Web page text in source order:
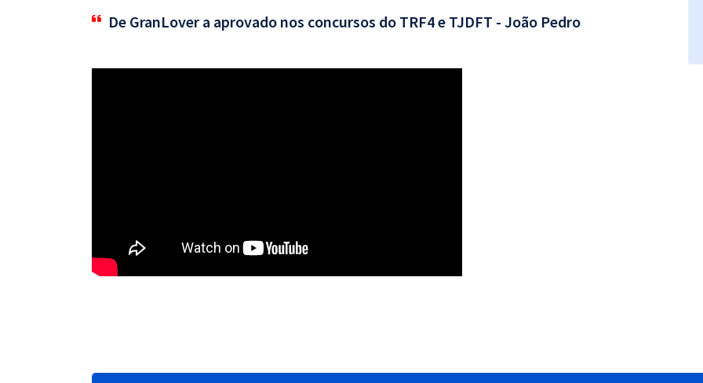
De GranLover a aprovado nos concursos do TRF4 e TJDFT - João Pedro